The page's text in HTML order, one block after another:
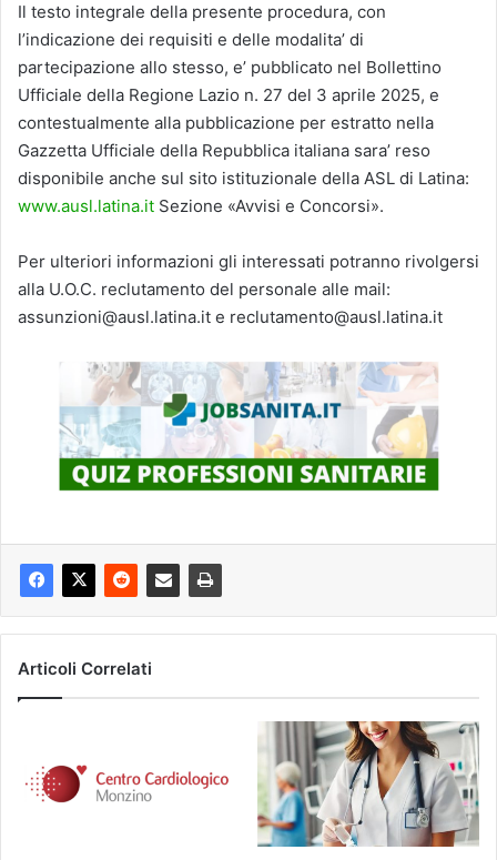
Il testo integrale della presente procedura, con
l’indicazione dei requisiti e delle modalita’ di
partecipazione allo stesso, e’ pubblicato nel Bollettino
Ufficiale della Regione Lazio n. 27 del 3 aprile 2025, e
contestualmente alla pubblicazione per estratto nella
Gazzetta Ufficiale della Repubblica italiana sara’ reso
disponibile anche sul sito istituzionale della ASL di Latina:
www.ausl.latina.it Sezione «Avvisi e Concorsi».
Per ulteriori informazioni gli interessati potranno rivolgersi
alla U.O.C. reclutamento del personale alle mail:
assunzioni@ausl.latina.it e reclutamento@ausl.latina.it
Articoli Correlati